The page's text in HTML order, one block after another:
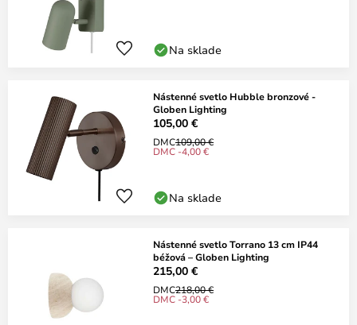
Na sklade
Nástenné svetlo Hubble bronzové -
Globen Lighting
105,00 €
DMC109,00 €
DMC -4,00 €
Na sklade
Nástenné svetlo Torrano 13 cm IP44
béžová – Globen Lighting
215,00 €
DMC218,00 €
DMC -3,00 €